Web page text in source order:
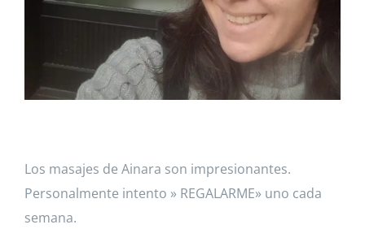
Los masajes de Ainara son impresionantes.
Personalmente intento » REGALARME» uno cada
semana.